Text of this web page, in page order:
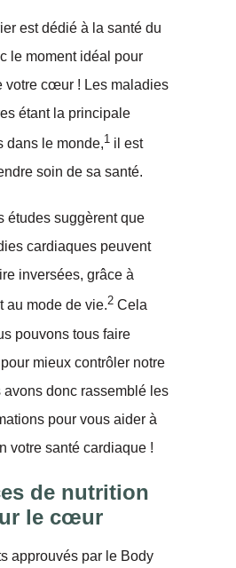
est dédié à la santé du
le moment idéal pour
votre cœur ! Les maladies
étant la principale
dans le monde,1 il est
soin de sa santé.
études suggèrent que
cardiaques peuvent
inversées, grâce à
au mode de vie.2 Cela
pouvons tous faire
mieux contrôler notre
avons donc rassemblé les
pour vous aider à
votre santé cardiaque !
de nutrition
le cœur
approuvés par le Body